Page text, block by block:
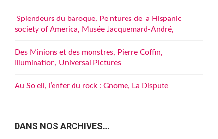
Splendeurs du baroque, Peintures de la Hispanic
society of America, Musée Jacquemard-André,
Des Minions et des monstres, Pierre Coffin,
Illumination, Universal Pictures
Au Soleil, l’enfer du rock : Gnome, La Dispute
DANS NOS ARCHIVES…